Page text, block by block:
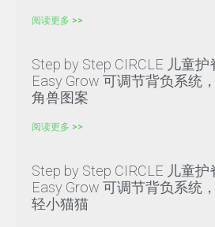
阅读更多 >>
Step by Step CIRCLE 儿童护
Easy Grow 可调节背负系统
角兽图案
阅读更多 >>
Step by Step CIRCLE 儿童护
Easy Grow 可调节背负系统
轻小猫猫